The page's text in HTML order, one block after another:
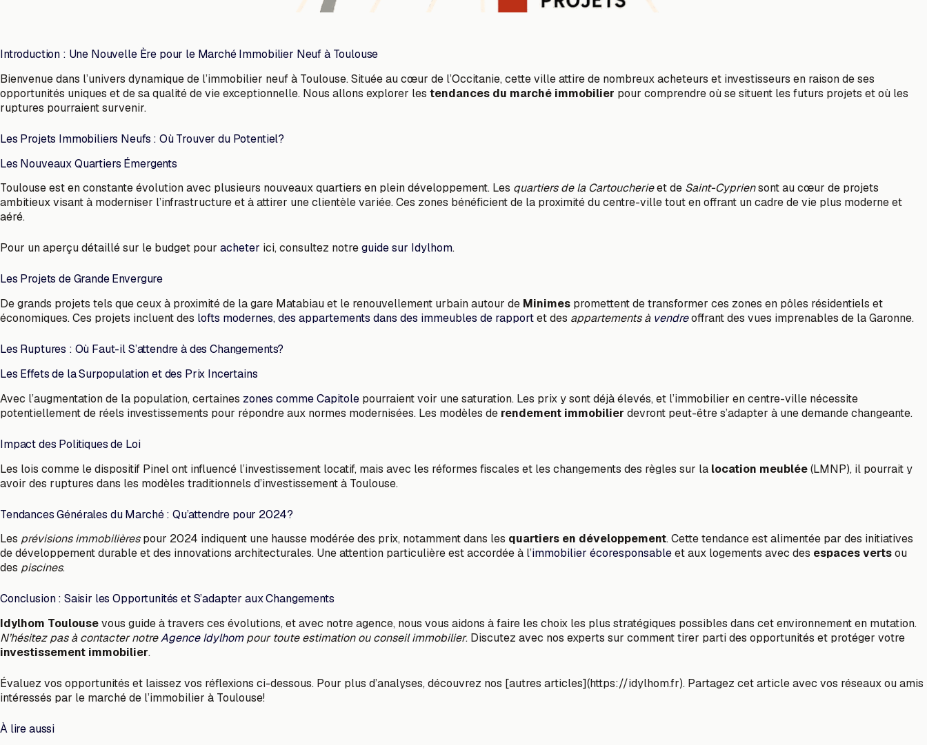
Introduction : Une Nouvelle Ère pour le Marché Immobilier Neuf à Toulouse
Bienvenue dans l’univers dynamique de l’immobilier neuf à Toulouse. Située au cœur de l’Occitanie, cette ville attire de nombreux acheteurs et investisseurs en raison de ses
opportunités uniques et de sa qualité de vie exceptionnelle. Nous allons explorer les tendances du marché immobilier pour comprendre où se situent les futurs projets et où les
ruptures pourraient survenir.
Les Projets Immobiliers Neufs : Où Trouver du Potentiel?
Les Nouveaux Quartiers Émergents
Toulouse est en constante évolution avec plusieurs nouveaux quartiers en plein développement. Les quartiers de la Cartoucherieet de Saint-Cypriensont au cœur de projets
ambitieux visant à moderniser l’infrastructure et à attirer une clientèle variée. Ces zones bénéficient de la proximité du centre-ville tout en offrant un cadre de vie plus moderne et
aéré.
Pour un aperçu détaillé sur le budget pour acheter ici, consultez notreguide sur Idylhom.
Les Projets de Grande Envergure
De grands projets tels que ceux à proximité de la gare Matabiau et le renouvellement urbain autour de Minimes promettent de transformer ces zones en pôles résidentiels et
économiques. Ces projets incluent des lofts modernes, des appartements dans des immeubles de rapportet des appartements à vendreoffrant des vues imprenables de la Garonne.
Les Ruptures : Où Faut-il S’attendre à des Changements?
Les Effets de la Surpopulation et des Prix Incertains
Avec l’augmentation de la population, certaines zones comme Capitole pourraient voir une saturation. Les prix y sont déjà élevés, et l’immobilier en centre-ville nécessite
potentiellement de réels investissements pour répondre aux normes modernisées. Les modèles de rendement immobilier devront peut-être s’adapter à une demande changeante.
Impact des Politiques de Loi
Les lois comme le dispositif Pinel ont influencé l’investissement locatif, mais avec les réformes fiscales et les changements des règles sur la location meublée(LMNP), il pourrait y
avoir des ruptures dans les modèles traditionnels d’investissement à Toulouse.
Tendances Générales du Marché : Qu’attendre pour 2024?
Les prévisions immobilièrespour 2024 indiquent une hausse modérée des prix, notamment dans les quartiers en développement. Cette tendance est alimentée par des initiatives
de développement durable et des innovations architecturales. Une attention particulière est accordée à l’immobilier écoresponsableet aux logements avec des espaces vertsou
des piscines.
Conclusion : Saisir les Opportunités et S’adapter aux Changements
Idylhom Toulousevous guide à travers ces évolutions, et avec notre agence, nous vous aidons à faire les choix les plus stratégiques possibles dans cet environnement en mutation.
N’hésitez pas à contacter notreAgence Idylhompour toute estimation ou conseil immobilier. Discutez avec nos experts sur comment tirer parti des opportunités et protéger votre
investissement immobilier.
Évaluez vos opportunités et laissez vos réflexions ci-dessous. Pour plus d’analyses, découvrez nos [autres articles](https://idylhom.fr). Partagez cet article avec vos réseaux ou amis
intéressés par le marché de l’immobilier à Toulouse!
À lire aussi